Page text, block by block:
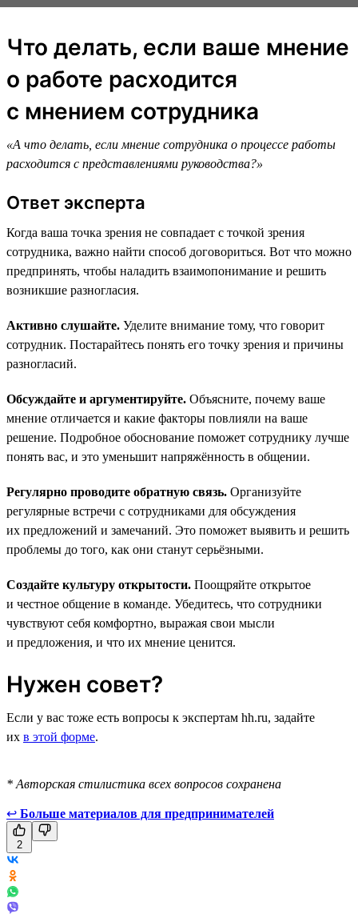
Что делать, если ваше мнение
о работе расходится
с мнением сотрудника
«А что делать, если мнение сотрудника о процессе работы
расходится с представлениями руководства?»
Ответ эксперта
Когда ваша точка зрения не совпадает с точкой зрения
сотрудника, важно найти способ договориться. Вот что можно
предпринять, чтобы наладить взаимопонимание и решить
возникшие разногласия.
Активно слушайте. Уделите внимание тому, что говорит
сотрудник. Постарайтесь понять его точку зрения и причины
разногласий.
Обсуждайте и аргументируйте. Объясните, почему ваше
мнение отличается и какие факторы повлияли на ваше
решение. Подробное обоснование поможет сотруднику лучше
понять вас, и это уменьшит напряжённость в общении.
Регулярно проводите обратную связь. Организуйте
регулярные встречи с сотрудниками для обсуждения
их предложений и замечаний. Это поможет выявить и решить
проблемы до того, как они станут серьёзными.
Создайте культуру открытости. Поощряйте открытое
и честное общение в команде. Убедитесь, что сотрудники
чувствуют себя комфортно, выражая свои мысли
и предложения, и что их мнение ценится.
Нужен совет?
Если у вас тоже есть вопросы к экспертам hh.ru, задайте
их в этой форме.
* Авторская стилистика всех вопросов сохранена
↩ Больше материалов для предпринимателей
2